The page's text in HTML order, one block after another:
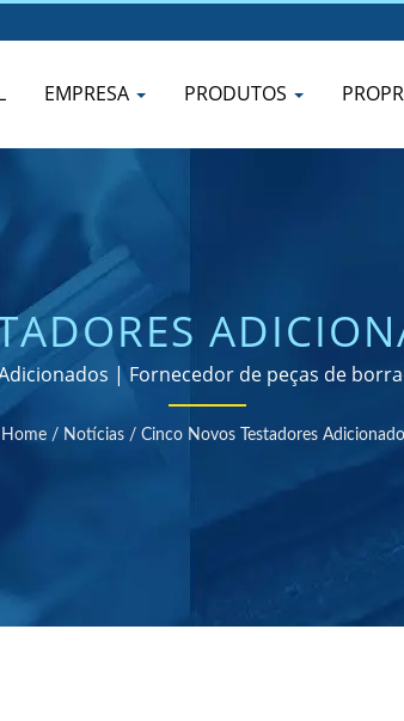
EMPRESA PRODUTOS
COMO
SOB
| Fornecedor de peças de
Home / Notícias / Cinco Novos Testadores